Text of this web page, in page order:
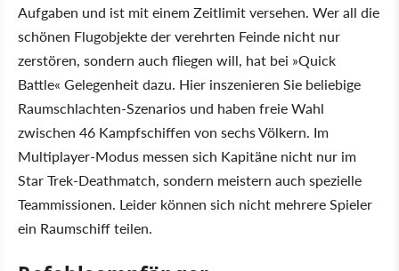
Aufgaben und ist mit einem Zeitlimit versehen. Wer all die
schönen Flugobjekte der verehrten Feinde nicht nur
zerstören, sondern auch fliegen will, hat bei »Quick
Battle« Gelegenheit dazu. Hier inszenieren Sie beliebige
Raumschlachten-Szenarios und haben freie Wahl
zwischen 46 Kampfschiffen von sechs Völkern. Im
Multiplayer-Modus messen sich Kapitäne nicht nur im
Star Trek-Deathmatch, sondern meistern auch spezielle
Teammissionen. Leider können sich nicht mehrere Spieler
ein Raumschiff teilen.